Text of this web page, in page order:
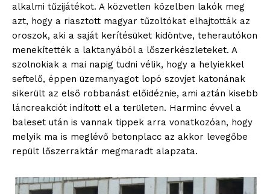
alkalmi tűzijátékot. A közvetlen közelben lakók meg
azt, hogy a riasztott magyar tűzoltókat elhajtották az
oroszok, aki a saját kerítésüket kidöntve, teherautókon
menekítették a laktanyából a lőszerkészleteket. A
szolnokiak a mai napig tudni vélik, hogy a helyiekkel
seftelő, éppen üzemanyagot lopó szovjet katonának
sikerült az első robbanást előidéznie, ami aztán kisebb
láncreakciót indított el a területen. Harminc évvel a
baleset után is vannak tippek arra vonatkozóan, hogy
melyik ma is meglévő betonplacc az akkor levegőbe
repült lőszerraktár megmaradt alapzata.